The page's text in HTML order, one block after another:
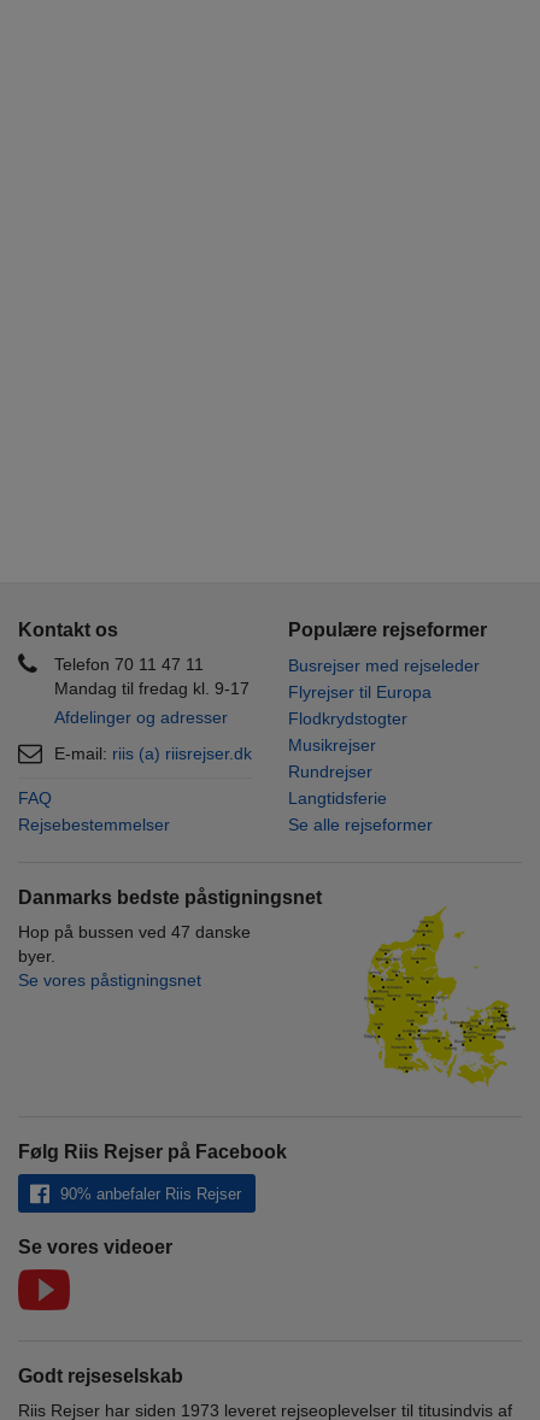
Kontakt os
Telefon 70 11 47 11
Mandag til fredag kl. 9-17
Afdelinger og adresser
E-mail: riis (a) riisrejser.dk
FAQ
Rejsebestemmelser
Populære rejseformer
Busrejser med rejseleder
Flyrejser til Europa
Flodkrydstogter
Musikrejser
Rundrejser
Langtidsferie
Se alle rejseformer
Danmarks bedste påstigningsnet
Hop på bussen ved 47 danske
byer.
Se vores påstigningsnet
Følg Riis Rejser på Facebook
90% anbefaler Riis Rejser
Se vores videoer
Godt rejseselskab
Riis Rejser har siden 1973 leveret rejseoplevelser til titusindvis af